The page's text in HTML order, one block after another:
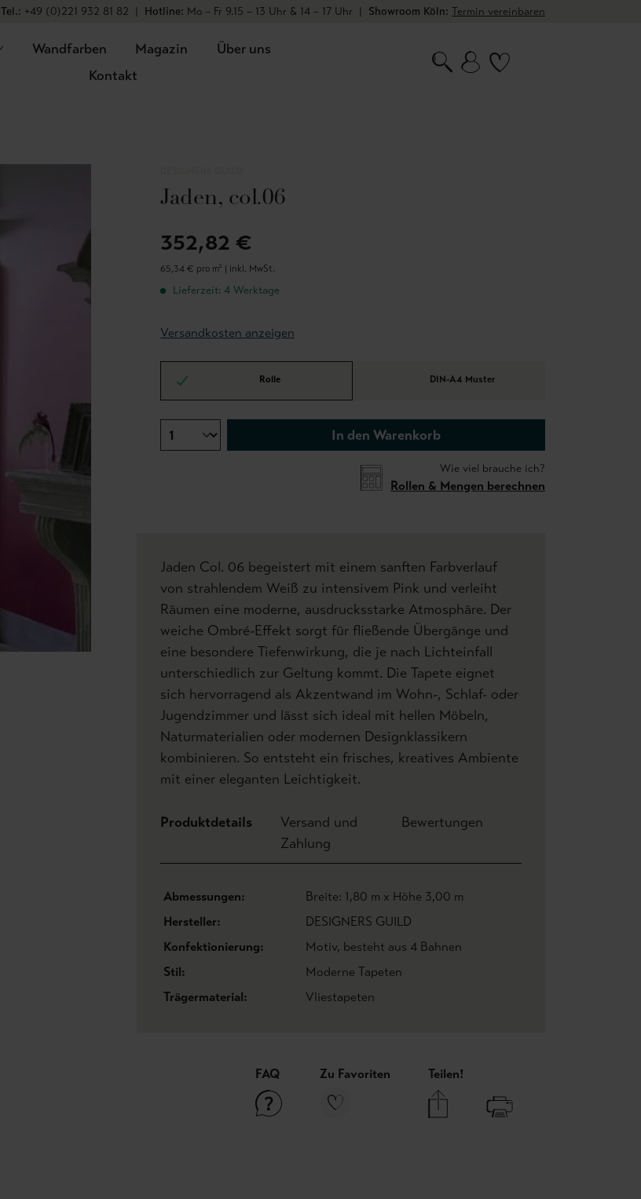
Tel.: +49 (0)221 932 81 82 | Hotline: Mo – Fr 9.15 – 13 Uhr & 14 – 17 Uhr | Showroom Köln: Termin vereinbaren
Wandfarben Magazin
Über uns
Kontakt
Jaden, col.06
352,82 €
65,34 € pro m² | inkl. MwSt.
Lieferzeit: 4 Werktage
Versandkosten anzeigen
Rolle DIN-A4 Muster
In den Warenkorb
Wie viel brauche ich?
Rollen & Mengen berechnen
Jaden Col. 06 begeistert mit einem sanften Farbverlauf
von strahlendem Weiß zu intensivem Pink und verleiht
Räumen eine moderne, ausdrucksstarke Atmosphäre. Der
weiche Ombré-Effekt sorgt für fließende Übergänge und
eine besondere Tiefenwirkung, die je nach Lichteinfall
unterschiedlich zur Geltung kommt. Die Tapete eignet
sich hervorragend als Akzentwand im Wohn-, Schlaf- oder
Jugendzimmer und lässt sich ideal mit hellen Möbeln,
Naturmaterialien oder modernen Designklassikern
kombinieren. So entsteht ein frisches, kreatives Ambiente
mit einer eleganten Leichtigkeit.
Produktdetails
Versand und
Zahlung
Bewertungen
Abmessungen:
Breite: 1,80 m x Höhe 3,00 m
Hersteller:
DESIGNERS GUILD
Konfektionierung:
Motiv, besteht aus 4 Bahnen
Stil:
Moderne Tapeten
Trägermaterial:
Vliestapeten
FAQ Zu Favoriten Teilen!